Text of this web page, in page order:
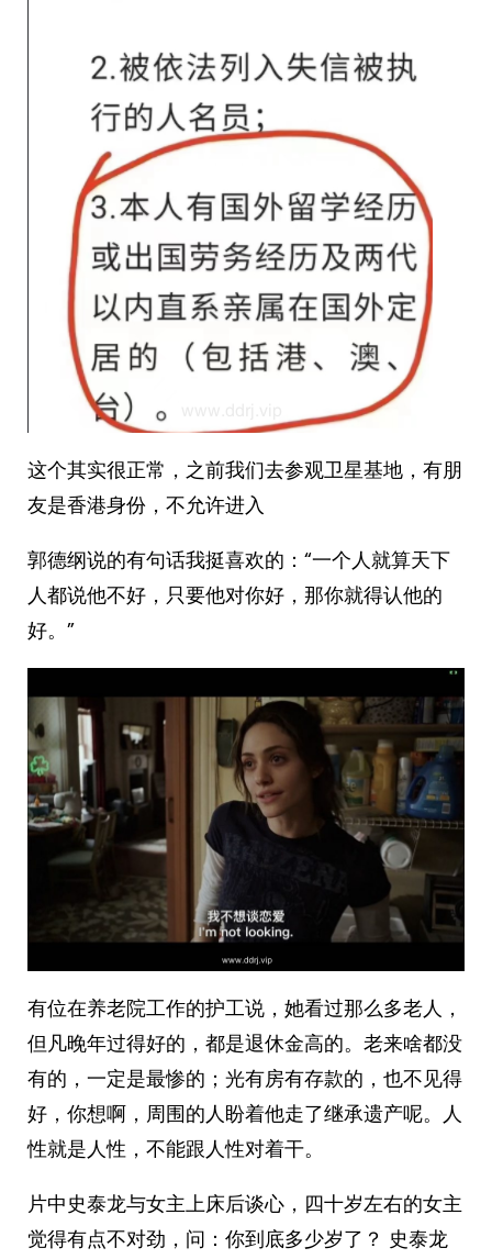
这个其实很正常，之前我们去参观卫星基地，有朋
友是香港身份，不允许进入
郭德纲说的有句话我挺喜欢的：“一个人就算天下
人都说他不好，只要他对你好，那你就得认他的
好。”
有位在养老院工作的护工说，她看过那么多老人，
但凡晚年过得好的，都是退休金高的。老来啥都没
有的，一定是最惨的；光有房有存款的，也不见得
好，你想啊，周围的人盼着他走了继承遗产呢。人
性就是人性，不能跟人性对着干。 ​​​
片中史泰龙与女主上床后谈心，四十岁左右的女主
觉得有点不对劲，问：你到底多少岁了？ 史泰龙